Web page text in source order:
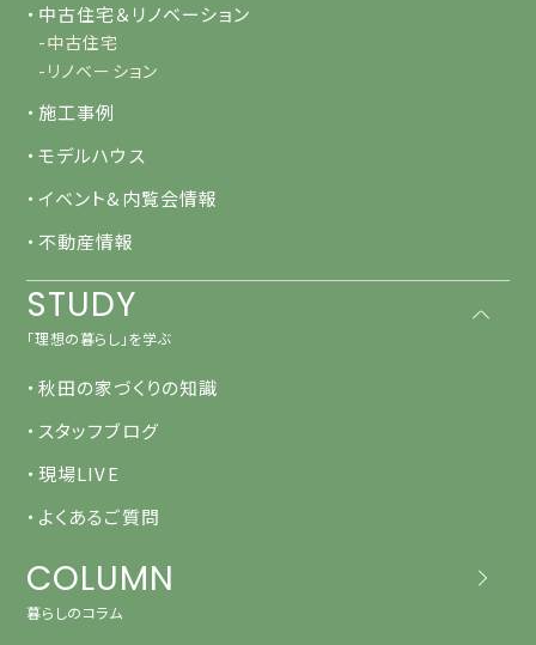
・中古住宅＆リノベーション
-中古住宅
-リノベーション
・施工事例
・モデルハウス
・イベント&内覧会情報
・不動産情報
STUDY
「理想の暮らし」を学ぶ
・秋田の家づくりの知識
・スタッフブログ
・現場LIVE
・よくあるご質問
COLUMN
暮らしのコラム